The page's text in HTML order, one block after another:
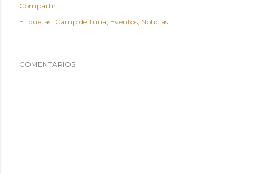
Compartir
Etiquetas: Camp de Túria Eventos Noticias
COMENTARIOS